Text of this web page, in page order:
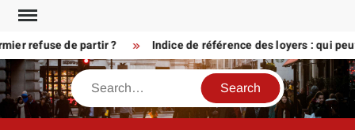
Skip
contentrefuse de partir ? Indice de référence des loyers : qui
Search